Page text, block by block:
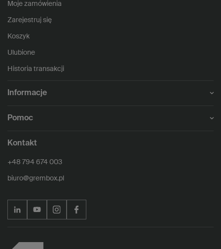
Moje zamówienia
Zarejestruj się
Koszyk
Ulubione
Historia transakcji
Informacje
Pomoc
Kontakt
+48 794 674 003
biuro@grembox.pl